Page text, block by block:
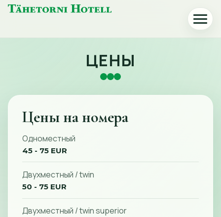
ЦЕНЫ
Цены на номера
Одноместный
45 - 75 EUR
Двухместный / twin
50 - 75 EUR
Двухместный / twin superior